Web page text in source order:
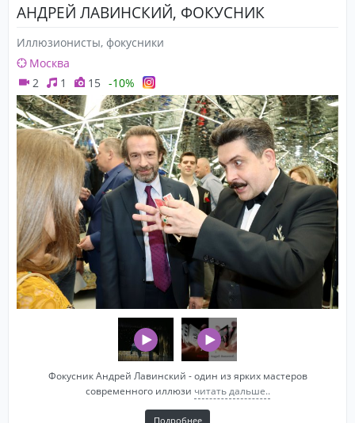
АНДРЕЙ ЛАВИНСКИЙ, ФОКУСНИК
Иллюзионисты, фокусники
Москва
2
1 15 -10%
Фокусник Андрей Лавинский - один из ярких мастеров
современного иллюзи читать дальше..
Подробнее